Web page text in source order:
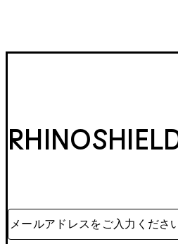
メールアドレスをご入力ください